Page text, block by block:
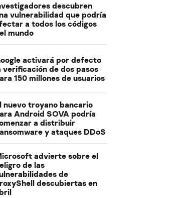
descubren
vulnerabilidad que podría
a todos los códigos
mundo
activará por defecto
verificación de dos pasos
150 millones de usuarios
nuevo troyano bancario
Android SOVA podría
a distribuir
y ataques DDoS
advierte sobre el
de las
de
descubiertas en